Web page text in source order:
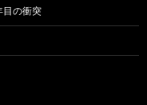
目の衝突